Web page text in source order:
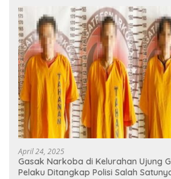
April 24, 2025
Gasak Narkoba di Kelurahan Ujung
Pelaku Ditangkap Polisi Salah